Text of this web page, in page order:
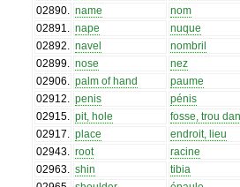
02890
name
nom
02891
nape
nuque
02892
navel
nombril
02899
nose
nez
02906
palm of hand
paume
02912
penis
pénis
02915
pit, hole
fosse, trou
02917
place
endroit, lieu
02943
root
racine
02963
shin
tibia